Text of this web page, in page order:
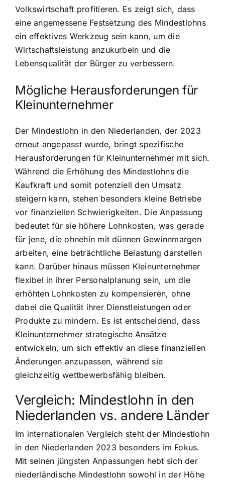
Volkswirtschaft profitieren. Es zeigt sich, dass
eine angemessene Festsetzung des Mindestlohns
ein effektives Werkzeug sein kann, um die
Wirtschaftsleistung anzukurbeln und die
Lebensqualität der Bürger zu verbessern.
Mögliche Herausforderungen für
Kleinunternehmer
Der Mindestlohn in den Niederlanden, der 2023
erneut angepasst wurde, bringt spezifische
Herausforderungen für Kleinunternehmer mit sich.
Während die Erhöhung des Mindestlohns die
Kaufkraft und somit potenziell den Umsatz
steigern kann, stehen besonders kleine Betriebe
vor finanziellen Schwierigkeiten. Die Anpassung
bedeutet für sie höhere Lohnkosten, was gerade
für jene, die ohnehin mit dünnen Gewinnmargen
arbeiten, eine beträchtliche Belastung darstellen
kann. Darüber hinaus müssen Kleinunternehmer
flexibel in ihrer Personalplanung sein, um die
erhöhten Lohnkosten zu kompensieren, ohne
dabei die Qualität ihrer Dienstleistungen oder
Produkte zu mindern. Es ist entscheidend, dass
Kleinunternehmer strategische Ansätze
entwickeln, um sich effektiv an diese finanziellen
Änderungen anzupassen, während sie
gleichzeitig wettbewerbsfähig bleiben.
Vergleich: Mindestlohn in den
Niederlanden vs. andere Länder
Im internationalen Vergleich steht der Mindestlohn
in den Niederlanden 2023 besonders im Fokus.
Mit seinen jüngsten Anpassungen hebt sich der
niederländische Mindestlohn sowohl in der Höhe